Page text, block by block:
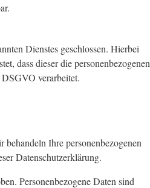
Dienstes geschlossen. Hierbei
dass dieser die personenbezogenen
verarbeitet.
Ihre personenbezogenen
Datenschutzerklärung.
Personenbezogene Daten sind